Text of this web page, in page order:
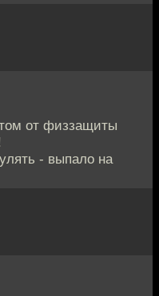
от физзащиты
- выпало на